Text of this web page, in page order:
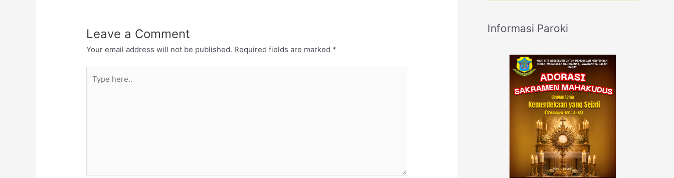
Leave a Comment
Your email address will not be published. Required fields are marked *
here..
Informasi Paroki